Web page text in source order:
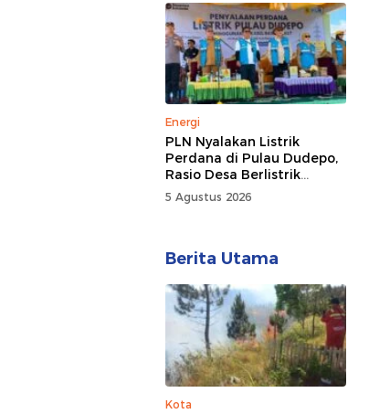
Energi
PLN Nyalakan Listrik
Perdana di Pulau Dudepo,
Rasio Desa Berlistrik
Provinsi Gorontalo Capai
100 Persen
5 Agustus 2026
Berita Utama
Kota